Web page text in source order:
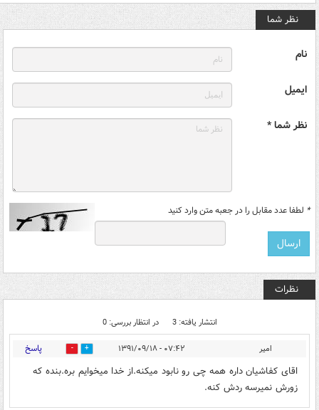
نظر شما
نام
ایمیل
نظر شما *
* لطفا عدد مقابل را در جعبه متن وارد کنید
نظرات
انتشار یافته: 3 در انتظار بررسی: 0
امیر ۰۷:۴۲ - ۱۳۹۱/۰۹/۱۸ 0 پاسخ
اقای کفاشیان داره همه چی رو نابود میکنه.از خدا میخوایم بره.بنده که
زورش نمیرسه ردش کنه.